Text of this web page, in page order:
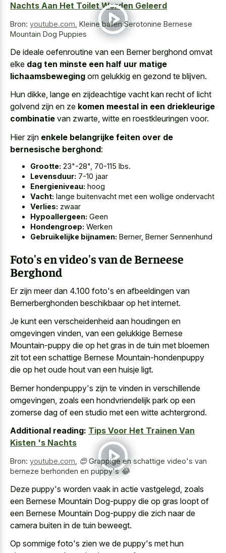
Nachts Aan Het Toilet Worden Geleerd
Bron: youtube.com Kleine ballen Serotonine Bernese
Mountain Dog Puppies
De ideale oefenroutine van een Berner berghond omvat
elke dag ten minste een half uur matige
lichaamsbeweging om gelukkig en gezond te blijven.
Hun dikke, lange en zijdeachtige vacht kan recht of licht
golvend zijn en ze komen meestal in een driekleurige
combinatie van zwarte, witte en roestkleuringen voor.
Hier zijn enkele belangrijke feiten over de
bernesische berghond:
Grootte: 23"-28", 70-115 lbs.
Levensduur: 7-10 jaar
Energieniveau: hoog
Vacht: lange buitenvacht met een wollige ondervacht
Verlies: zwaar
Hypoallergeen: Geen
Hondengroep: Werken
Gebruikelijke bijnamen: Berner, Berner Sennenhund
Foto's en video's van de Berneese
Berghond
Er zijn meer dan 4.100 foto's en afbeeldingen van
Bernerberghonden beschikbaar op het internet.
Je kunt een verscheidenheid aan houdingen en
omgevingen vinden, van een gelukkige Bernese
Mountain-puppy die op het gras in de tuin met bloemen
zit tot een schattige Bernese Mountain-hondenpuppy
die op het oude hout van een huisje ligt.
Berner hondenpuppy's zijn te vinden in verschillende
omgevingen, zoals een hondvriendelijk park op een
zomerse dag of een studio met een witte achtergrond.
Additional reading: Tips Voor Het Trainen Van
Kisten 's Nachts
Bron: youtube.com
😍 Grappige en schattige video's van
berneze berhonden en puppy's 😂
Deze puppy's worden vaak in actie vastgelegd, zoals
een Bernese Mountain Dog-puppy die op gras loopt of
een Bernese Mountain Dog-puppy die zich naar de
camera buiten in de tuin beweegt.
Op sommige foto's zien we de puppy's met hun